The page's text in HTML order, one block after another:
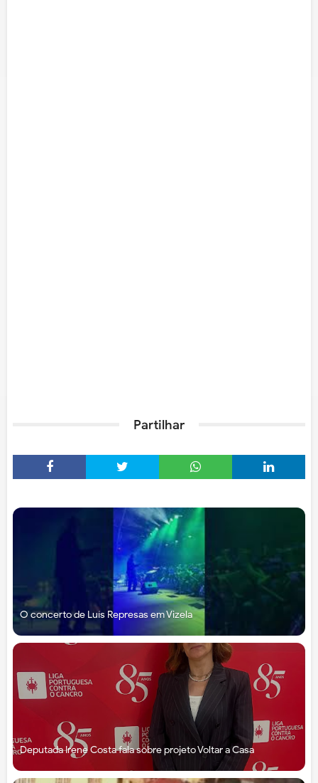
Partilhar
O concerto de Luís Represas em Vizela
Deputada Irene Costa fala sobre projeto Voltar a Casa